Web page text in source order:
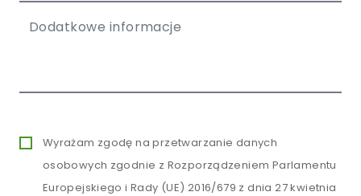
Wyrażam zgodę na przetwarzanie danych
osobowych zgodnie z Rozporządzeniem Parlamentu
Europejskiego i Rady (UE) 2016/679 z dnia 27 kwietnia